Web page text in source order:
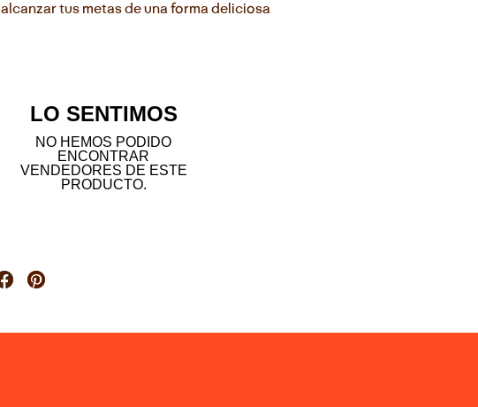
alcanzar tus metas de una forma deliciosa
LO SENTIMOS
NO HEMOS PODIDO
ENCONTRAR
VENDEDORES DE ESTE
PRODUCTO.